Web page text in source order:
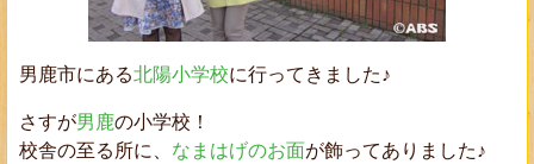
男鹿市にある北陽小学校に行ってきました♪
さすが男鹿の小学校！
校舎の至る所に、 なまはげのお面が飾ってありました♪